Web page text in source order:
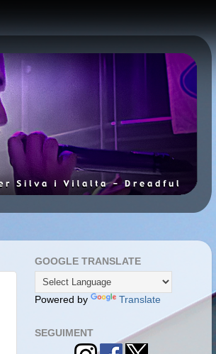
GOOGLE TRANSLATE
Powered by Translate
SEGUIMENT